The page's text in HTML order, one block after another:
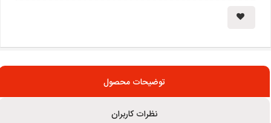
توضیحات محصول
نظرات کاربران